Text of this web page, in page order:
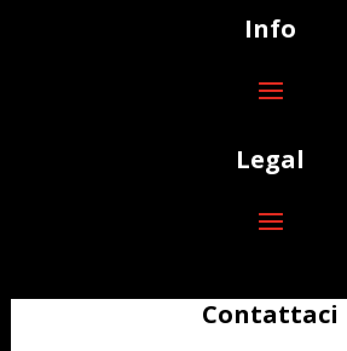
Info
Legal
Contattaci